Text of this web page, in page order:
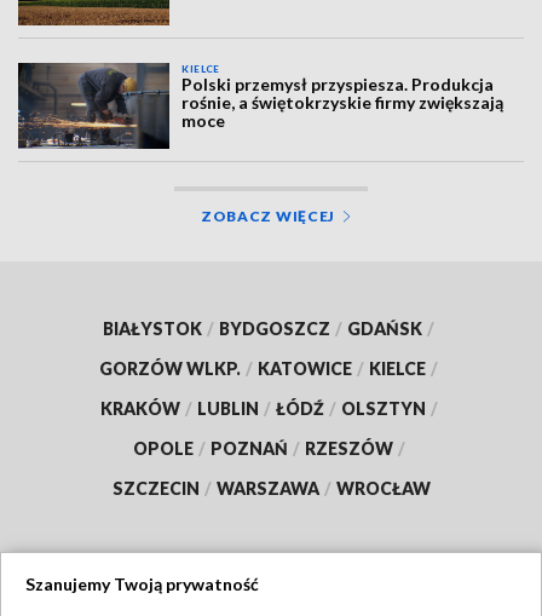
KIELCE
Polski przemysł przyspiesza. Produkcja
rośnie, a świętokrzyskie firmy zwiększają
moce
ZOBACZ WIĘCEJ
BIAŁYSTOK / BYDGOSZCZ / GDAŃSK /
GORZÓW WLKP. / KATOWICE / KIELCE /
KRAKÓW / LUBLIN / ŁÓDŹ / OLSZTYN /
OPOLE / POZNAŃ / RZESZÓW /
SZCZECIN / WARSZAWA / WROCŁAW
Szanujemy Twoją prywatność